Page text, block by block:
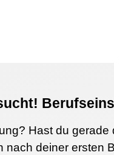
Hast du
deiner ersten